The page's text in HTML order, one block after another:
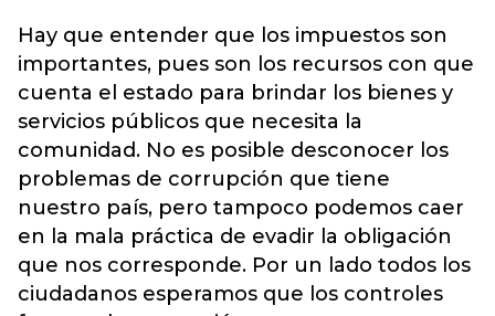
Hay que entender que los impuestos son
importantes, pues son los recursos con que
cuenta el estado para brindar los bienes y
servicios públicos que necesita la
comunidad. No es posible desconocer los
problemas de corrupción que tiene
nuestro país, pero tampoco podemos caer
en la mala práctica de evadir la obligación
que nos corresponde. Por un lado todos los
ciudadanos esperamos que los controles